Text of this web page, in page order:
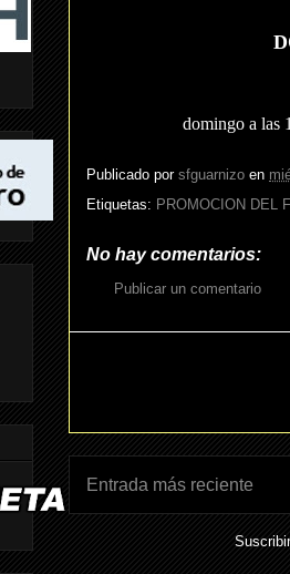
domingo a las
Publicado por sfguarnizo en
Etiquetas: PROMOCION DEL
No hay comentarios:
Publicar un comentario
Entrada más reciente